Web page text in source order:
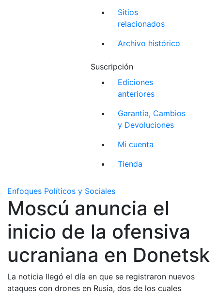
Sitios
relacionados
Archivo histórico
Suscripción
Ediciones
anteriores
Garantía, Cambios
y Devoluciones
Mi cuenta
Tienda
Enfoques Políticos y Sociales
Moscú anuncia el
inicio de la ofensiva
ucraniana en Donetsk
La noticia llegó el día en que se registraron nuevos
ataques con drones en Rusia, dos de los cuales